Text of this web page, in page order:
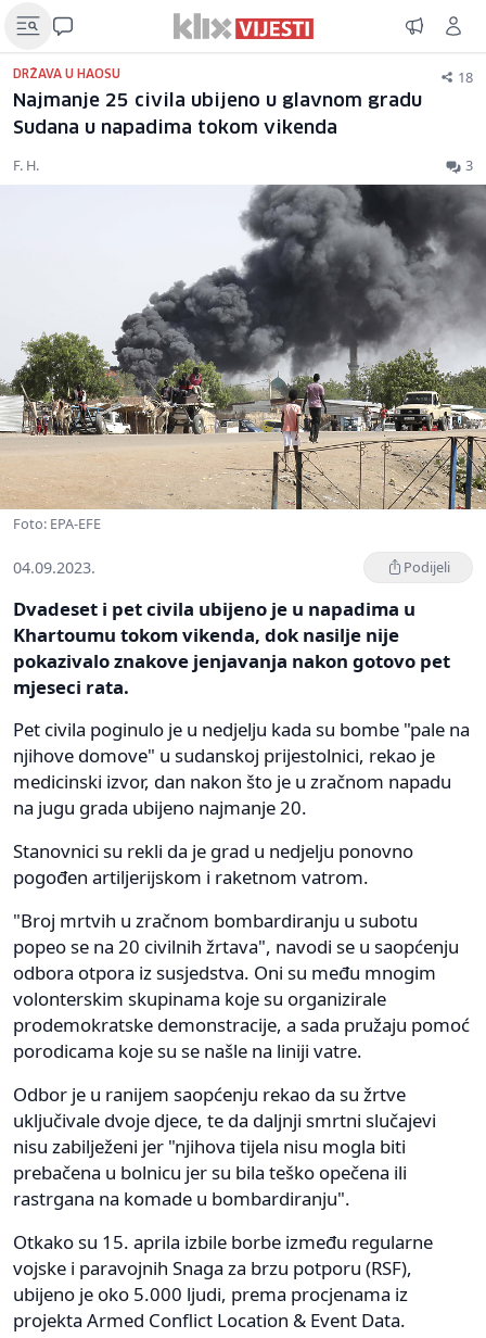
DRŽAVA U HAOSU 18
Najmanje 25 civila ubijeno u glavnom gradu
Sudana u napadima tokom vikenda
F. H. 3
Foto: EPA-EFE
04.09.2023. Podijeli
Dvadeset i pet civila ubijeno je u napadima u
Khartoumu tokom vikenda, dok nasilje nije
pokazivalo znakove jenjavanja nakon gotovo pet
mjeseci rata.
Pet civila poginulo je u nedjelju kada su bombe "pale na
njihove domove" u sudanskoj prijestolnici, rekao je
medicinski izvor, dan nakon što je u zračnom napadu
na jugu grada ubijeno najmanje 20.
Stanovnici su rekli da je grad u nedjelju ponovno
pogođen artiljerijskom i raketnom vatrom.
"Broj mrtvih u zračnom bombardiranju u subotu
popeo se na 20 civilnih žrtava", navodi se u saopćenju
odbora otpora iz susjedstva. Oni su među mnogim
volonterskim skupinama koje su organizirale
prodemokratske demonstracije, a sada pružaju pomoć
porodicama koje su se našle na liniji vatre.
Odbor je u ranijem saopćenju rekao da su žrtve
uključivale dvoje djece, te da daljnji smrtni slučajevi
nisu zabilježeni jer "njihova tijela nisu mogla biti
prebačena u bolnicu jer su bila teško opečena ili
rastrgana na komade u bombardiranju".
Otkako su 15. aprila izbile borbe između regularne
vojske i paravojnih Snaga za brzu potporu (RSF),
ubijeno je oko 5.000 ljudi, prema procjenama iz
projekta Armed Conflict Location & Event Data.